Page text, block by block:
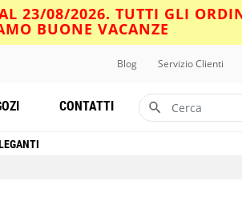
23/08/2026. TUTTI GLI
BUONE VACANZE
Blog Servizio Clienti
CONTATTI